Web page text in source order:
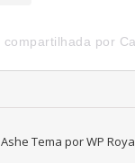
Ashe Tema porWP